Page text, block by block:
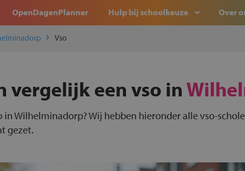
OpenDagenPlanner Hulp bij schoolkeuze Over
Vso
vergelijk een vso in
in Wilhelminadorp? Wij hebben hieronder alle vso-
gezet.